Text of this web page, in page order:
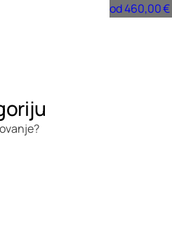
od 460,00